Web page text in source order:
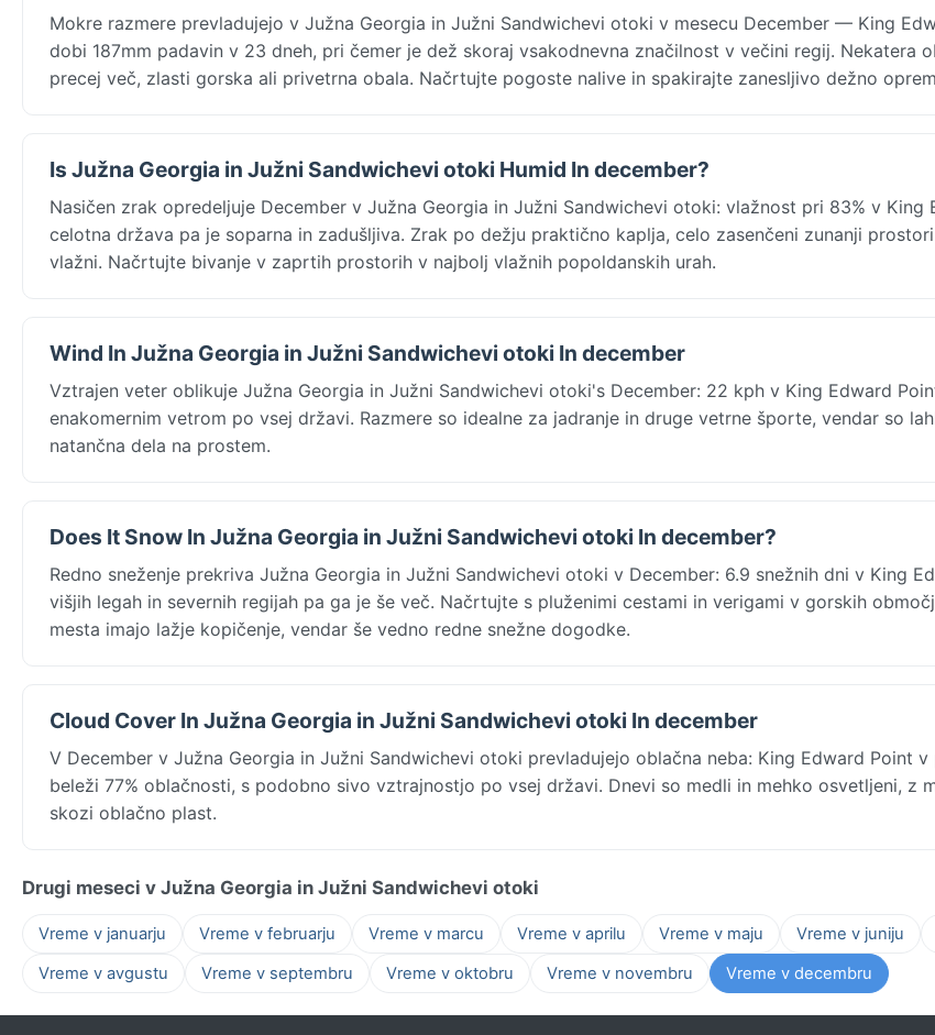
Mokre razmere prevladujejo v Južna Georgia in Južni Sandwichevi otoki v mesecu December — King
dobi 187mm padavin v 23 dneh, pri čemer je dež skoraj vsakodnevna značilnost v večini regij. Nekatera
precej več, zlasti gorska ali privetrna obala. Načrtujte pogoste nalive in spakirajte zanesljivo dežno
Is Južna Georgia in Južni Sandwichevi otoki Humid In december?
Nasičen zrak opredeljuje December v Južna Georgia in Južni Sandwichevi otoki: vlažnost pri 83% v King
celotna država pa je soparna in zadušljiva. Zrak po dežju praktično kaplja, celo zasenčeni zunanji
vlažni. Načrtujte bivanje v zaprtih prostorih v najbolj vlažnih popoldanskih urah.
Wind In Južna Georgia in Južni Sandwichevi otoki In december
Vztrajen veter oblikuje Južna Georgia in Južni Sandwichevi otoki's December: 22 kph v King Edward
enakomernim vetrom po vsej državi. Razmere so idealne za jadranje in druge vetrne športe, vendar so
natančna dela na prostem.
Does It Snow In Južna Georgia in Južni Sandwichevi otoki In december?
Redno sneženje prekriva Južna Georgia in Južni Sandwichevi otoki v December: 6.9 snežnih dni v King
višjih legah in severnih regijah pa ga je še več. Načrtujte s pluženimi cestami in verigami v gorskih
mesta imajo lažje kopičenje, vendar še vedno redne snežne dogodke.
Cloud Cover In Južna Georgia in Južni Sandwichevi otoki In december
V December v Južna Georgia in Južni Sandwichevi otoki prevladujejo oblačna neba: King Edward Point v
beleži 77% oblačnosti, s podobno sivo vztrajnostjo po vsej državi. Dnevi so medli in mehko osvetljeni, z
skozi oblačno plast.
Drugi meseci v Južna Georgia in Južni Sandwichevi otoki
Vreme v januarju Vreme v februarju Vreme v marcu Vreme v aprilu Vreme v maju Vreme v juniju
Vreme v avgustu
Vreme v septembru Vreme v oktobru Vreme v novembru Vreme v decembru